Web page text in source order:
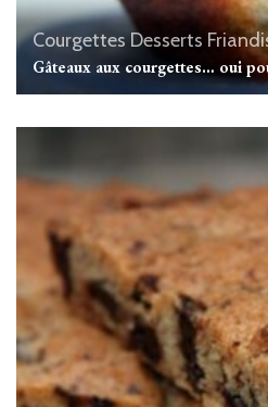
CourgettesDesserts
Gâteaux aux courgettes… oui